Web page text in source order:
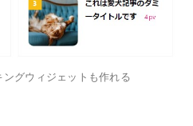
グウィジェットも作れる